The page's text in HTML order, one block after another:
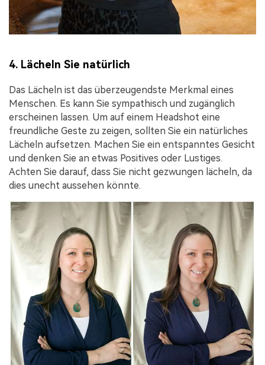
4. Lächeln Sie natürlich
Das Lächeln ist das überzeugendste Merkmal eines
Menschen. Es kann Sie sympathisch und zugänglich
erscheinen lassen. Um auf einem Headshot eine
freundliche Geste zu zeigen, sollten Sie ein natürliches
Lächeln aufsetzen. Machen Sie ein entspanntes Gesicht
und denken Sie an etwas Positives oder Lustiges.
Achten Sie darauf, dass Sie nicht gezwungen lächeln, da
dies unecht aussehen könnte.